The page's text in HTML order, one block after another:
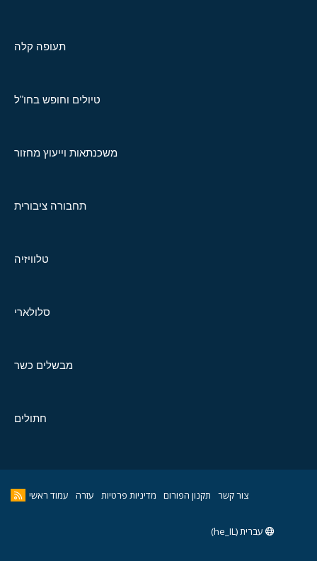
תעופה קלה
טיולים וחופש בחו"ל
משכנתאות וייעוץ מחזור
תחבורה ציבורית
טלוויזיה
סלולארי
מבשלים כשר
חתולים
צור קשר תקנון הפורום מדיניות פרטיות עזרה עמוד ראשי
עברית (he_IL)